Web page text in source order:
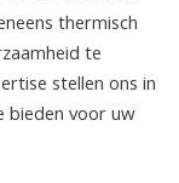
thermisch
te
stellen ons in
bieden voor uw